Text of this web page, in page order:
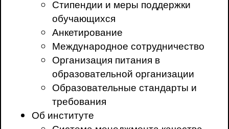
Стипендии и меры поддержки
обучающихся
Анкетирование
Международное сотрудничество
Организация питания в
образовательной организации
Образовательные стандарты и
требования
Об институте